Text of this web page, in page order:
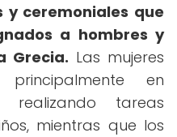
ceremoniales que
a hombres y
Grecia. Las mujeres
en
realizando tareas
mientras que los